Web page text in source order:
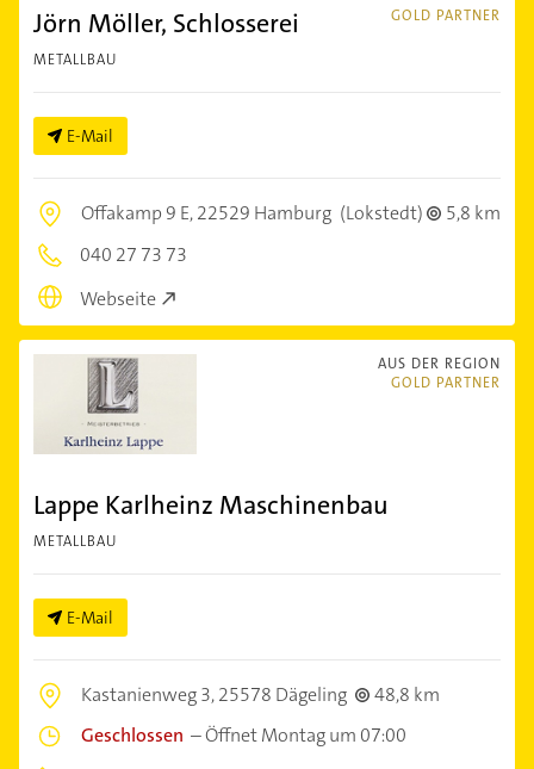
GOLD PARTNER
Jörn Möller, Schlosserei
METALLBAU
E-Mail
Offakamp 9 E,22529 Hamburg (Lokstedt)
5,8 km
040 27 73 73
Webseite
AUS DER REGION
GOLD PARTNER
Lappe Karlheinz Maschinenbau
METALLBAU
E-Mail
Kastanienweg 3,25578 Dägeling
48,8 km
Geschlossen –Öffnet Montag um 07:00